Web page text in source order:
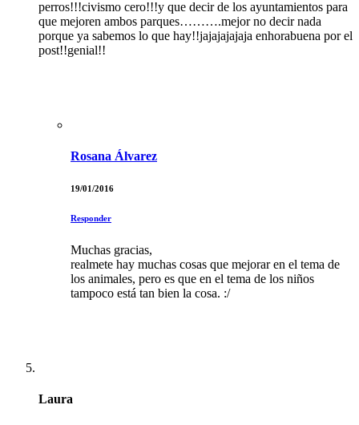
perros!!!civismo cero!!!y que decir de los ayuntamientos para
que mejoren ambos parques……….mejor no decir nada
porque ya sabemos lo que hay!!jajajajajaja enhorabuena por el
post!!genial!!
Rosana Álvarez
19/01/2016
Responder
Muchas gracias,
realmete hay muchas cosas que mejorar en el tema de
los animales, pero es que en el tema de los niños
tampoco está tan bien la cosa. :/
Laura